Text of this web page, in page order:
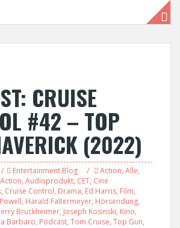
CRUISE
#42 – TOP
(2022)
Entertainment Blog Action, Alle,
Action, Audioprodukt, CET, Cine
, Cruise Control, Drama, Ed Harris, Film,
, Harald Faltermeyer, Hörsendung,
Jerry Bruckheimer, Joseph Kosinski, Kino,
Barbaro, Podcast, Tom Cruise, Top Gun,